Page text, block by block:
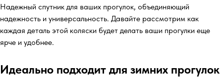
Надежный спутник для ваших прогулок, объединяющий
надежность и универсальность. Давайте рассмотрим как
каждая деталь этой коляски будет делать ваши прогулки еще
ярче и удобнее.
Идеально подходит для зимних прогулок